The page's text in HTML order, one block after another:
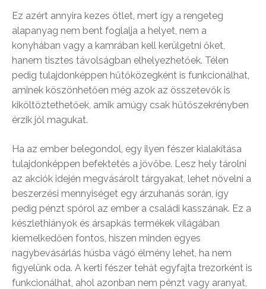
Ez azért annyira kezes ötlet, mert így a rengeteg
alapanyag nem bent foglalja a helyet, nem a
konyhában vagy a kamrában kell kerülgetni őket,
hanem tisztes távolságban elhelyezhetőek. Télen
pedig tulajdonképpen hűtőközegként is funkcionálhat,
aminek köszönhetően még azok az összetevők is
kiköltöztethetőek, amik amúgy csak hűtőszekrényben
érzik jól magukat.
Ha az ember belegondol, egy ilyen fészer kialakítása
tulajdonképpen befektetés a jövőbe. Lesz hely tárolni
az akciók idején megvásárolt tárgyakat, lehet növelni a
beszerzési mennyiséget egy árzuhanás során, így
pedig pénzt spórol az ember a családi kasszának. Ez a
készlethiányok és ársapkás termékek világában
kiemelkedően fontos, hiszen minden egyes
nagybevásárlás húsba vágó élmény lehet, ha nem
figyelünk oda. A kerti fészer tehát egyfajta trezorként is
funkcionálhat, ahol azonban nem pénzt vagy aranyat,